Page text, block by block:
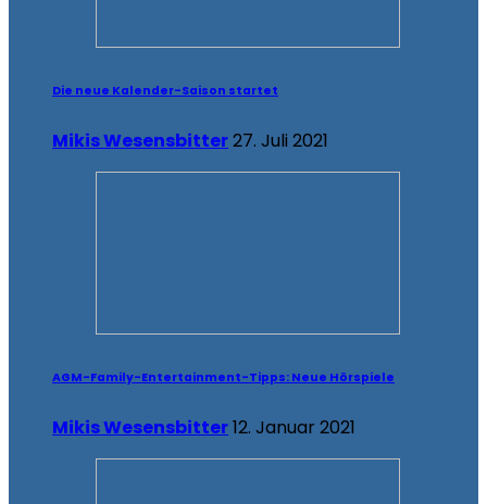
Die neue Kalender-Saison startet
Mikis Wesensbitter27. Juli 2021
AGM-Family-Entertainment-Tipps: Neue Hörspiele
Mikis Wesensbitter12. Januar 2021